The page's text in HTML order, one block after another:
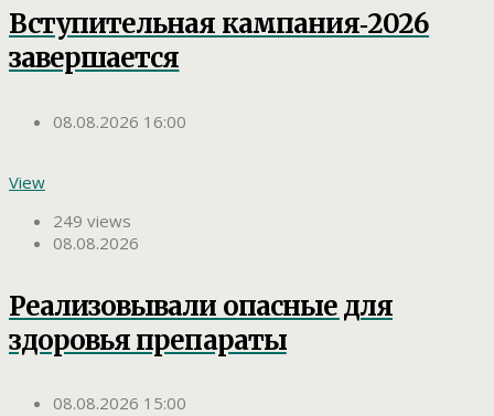
Вступительная кампания‑2026
завершается
08.08.2026 16:00
View
249 views
08.08.2026
Реализовывали опасные для
здоровья препараты
08.08.2026 15:00